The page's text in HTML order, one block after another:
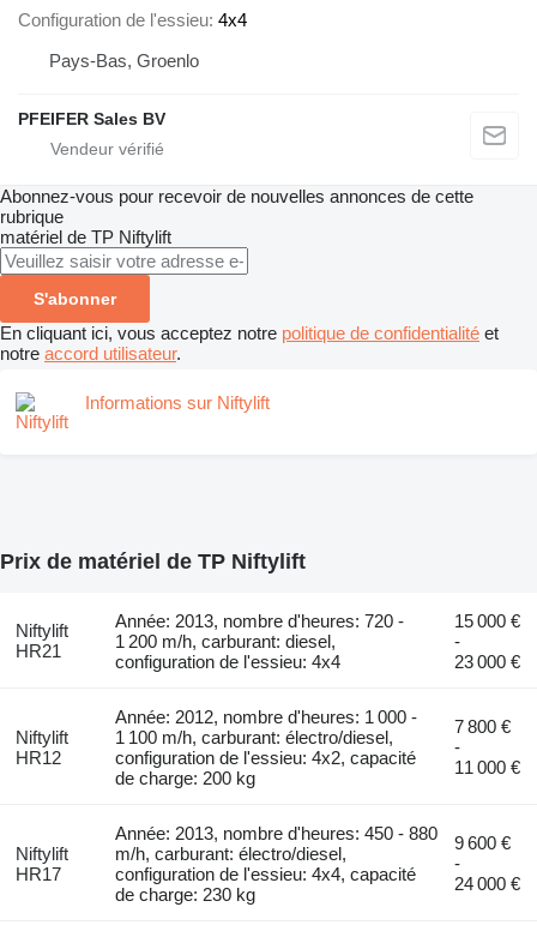
Configuration de l'essieu 4x4
Pays-Bas, Groenlo
PFEIFER Sales BV
Abonnez-vous pour recevoir de nouvelles annonces de cette
rubrique
matériel de TP Niftylift
S'abonner
En cliquant ici, vous acceptez notre politique de confidentialité et
notre accord utilisateur.
Informations sur Niftylift
Prix de matériel de TP Niftylift
Niftylift
HR21
Année: 2013, nombre d'heures: 720 -
1 200 m/h, carburant: diesel,
configuration de l'essieu: 4x4
15 000 €
-
23 000 €
Niftylift
HR12
Année: 2012, nombre d'heures: 1 000 -
1 100 m/h, carburant: électro/diesel,
configuration de l'essieu: 4x2, capacité
de charge: 200 kg
7 800 €
-
11 000 €
Niftylift
HR17
Année: 2013, nombre d'heures: 450 - 880
m/h, carburant: électro/diesel,
configuration de l'essieu: 4x4, capacité
de charge: 230 kg
9 600 €
-
24 000 €